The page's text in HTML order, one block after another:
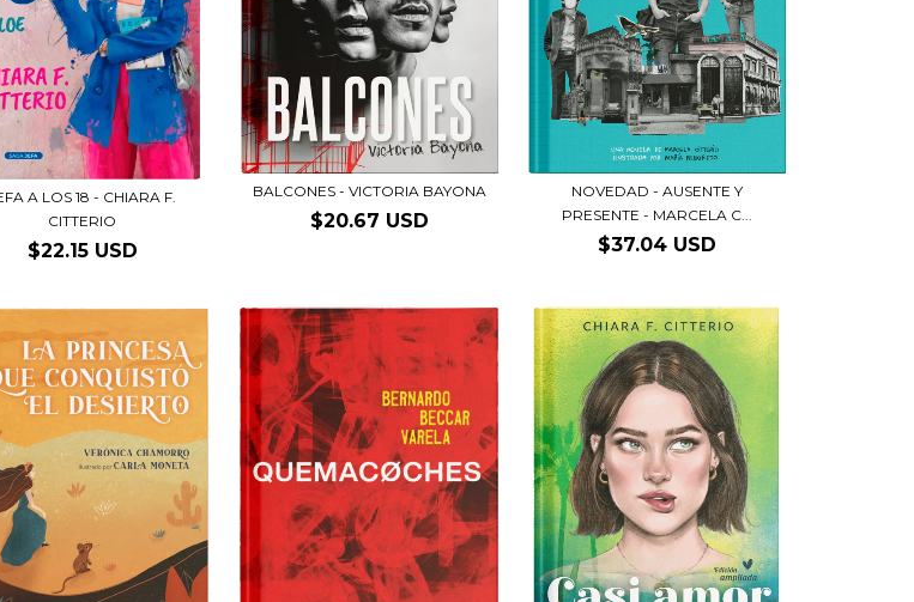
A LOS 18 - CHIARA F.
CITTERIO
$22.15 USD
BALCONES - VICTORIA BAYONA
$20.67 USD
NOVEDAD - AUSENTE Y
PRESENTE - MARCELA C...
$37.04 USD